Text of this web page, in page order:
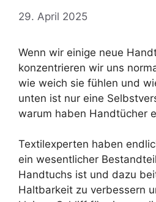
29. April 2025
Wenn wir einige neue
konzentrieren wir uns
wie weich sie fühlen und
unten ist nur eine
warum haben Handtücher
Textilexperten haben
ein wesentlicher
Handtuchs ist und dazu
Haltbarkeit zu verbessern